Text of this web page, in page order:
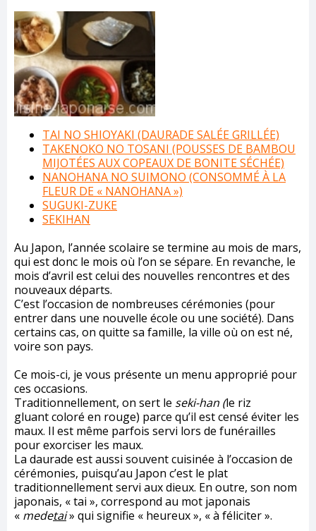
TAI NO SHIOYAKI (DAURADE SALÉE GRILLÉE)
TAKENOKO NO TOSANI (POUSSES DE BAMBOU
MIJOTÉES AUX COPEAUX DE BONITE SÉCHÉE)
NANOHANA NO SUIMONO (CONSOMMÉ À LA
FLEUR DE « NANOHANA »)
SUGUKI-ZUKE
SEKIHAN
Au Japon, l’année scolaire se termine au mois de mars,
qui est donc le mois où l’on se sépare. En revanche, le
mois d’avril est celui des nouvelles rencontres et des
nouveaux départs.
C’est l’occasion de nombreuses cérémonies (pour
entrer dans une nouvelle école ou une société). Dans
certains cas, on quitte sa famille, la ville où on est né,
voire son pays.
Ce mois-ci, je vous présente un menu approprié pour
ces occasions.
Traditionnellement, on sert le seki-han (le riz
gluant coloré en rouge) parce qu’il est censé éviter les
maux. Il est même parfois servi lors de funérailles
pour exorciser les maux.
La daurade est aussi souvent cuisinée à l’occasion de
cérémonies, puisqu’au Japon c’est le plat
traditionnellement servi aux dieux. En outre, son nom
japonais, « tai », correspond au mot japonais
« medetai» qui signifie « heureux », « à féliciter ».